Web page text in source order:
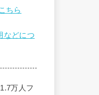
ちら
などにつ
万人フ